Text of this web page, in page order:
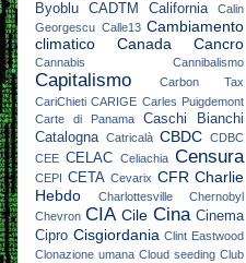
Byoblu
CADTM California
Calin
Georgescu Calle13 Cambiamento
climatico
Canada Cancro
Cannabis Cannibalismo
Capitalismo
Carbon Tax
CariChieti CARIGE Carles Puigdemont
Carte di Panama
Caschi Bianchi
Catalogna Catricalà CBDC CDBC
CEE CELAC Celiachia Censura
CEPI CETA Cevarix CFR Charlie
Hebdo
Charlottesville
Chernobyl
Chevron CIA Cile Cina Cinema
Cipro Cisgiordania Clint Eastwood
Clonazione umana Cloud seeding Club